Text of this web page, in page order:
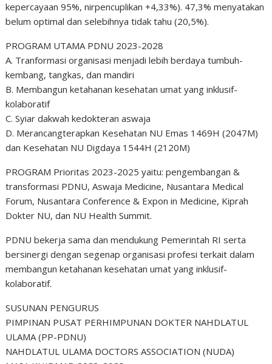
kepercayaan 95%, nirpencuplikan +4,33%). 47,3% menyatakan
belum optimal dan selebihnya tidak tahu (20,5%).
PROGRAM UTAMA PDNU 2023-2028
A. Tranformasi organisasi menjadi lebih berdaya tumbuh-
kembang, tangkas, dan mandiri
B. Membangun ketahanan kesehatan umat yang inklusif-
kolaboratif
C. Syiar dakwah kedokteran aswaja
D. Merancangterapkan Kesehatan NU Emas 1469H (2047M)
dan Kesehatan NU Digdaya 1544H (2120M)
PROGRAM Prioritas 2023-2025 yaitu: pengembangan &
transformasi PDNU, Aswaja Medicine, Nusantara Medical
Forum, Nusantara Conference & Expon in Medicine, Kiprah
Dokter NU, dan NU Health Summit.
PDNU bekerja sama dan mendukung Pemerintah RI serta
bersinergi dengan segenap organisasi profesi terkait dalam
membangun ketahanan kesehatan umat yang inklusif-
kolaboratif.
SUSUNAN PENGURUS
PIMPINAN PUSAT PERHIMPUNAN DOKTER NAHDLATUL
ULAMA (PP-PDNU)
NAHDLATUL ULAMA DOCTORS ASSOCIATION (NUDA)